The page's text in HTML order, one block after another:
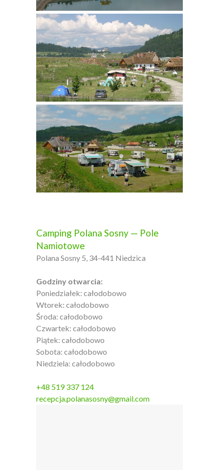
Camping Polana Sosny — Pole
Namiotowe
Polana Sosny 5, 34-441 Niedzica
Godziny otwarcia:
Poniedziałek: całodobowo
Wtorek: całodobowo
Środa: całodobowo
Czwartek: całodobowo
Piątek: całodobowo
Sobota: całodobowo
Niedziela: całodobowo
+48 519 337 124
recepcja.polanasosny@gmail.com